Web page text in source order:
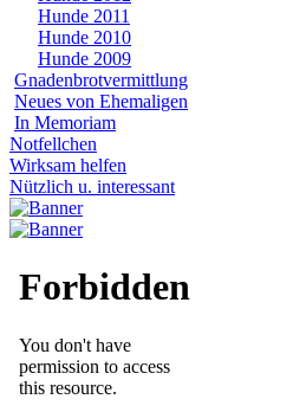
Hunde 2011
Hunde 2010
Hunde 2009
Gnadenbrotvermittlung
Neues von Ehemaligen
In Memoriam
Notfellchen
Wirksam helfen
Nützlich u. interessant